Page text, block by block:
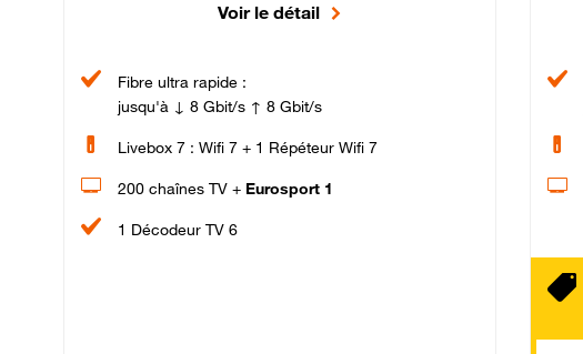
Voir le détail
Fibre ultra rapide :
jusqu'à ↓ 8 Gbit/s ↑ 8 Gbit/s
Livebox 7 : Wifi 7 + 1 Répéteur Wifi 7
200 chaînes TV + Eurosport 1
1 Décodeur TV 6